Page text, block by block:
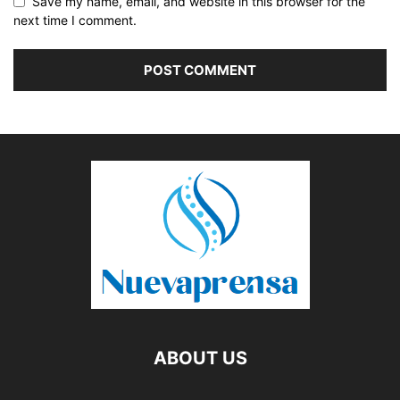
next time I comment.
ABOUT US